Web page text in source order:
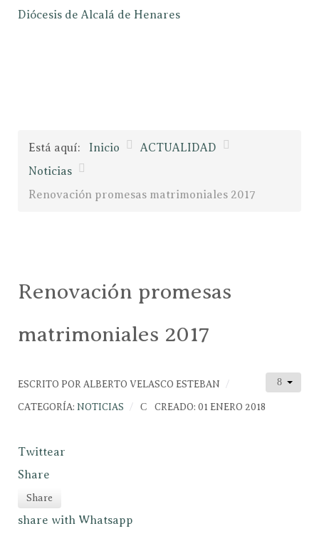
Diócesis de Alcalá de Henares
Está aquí: Inicio
ACTUALIDAD
Noticias
Renovación promesas matrimoniales 2017
Renovación promesas
matrimoniales 2017
ESCRITO POR ALBERTO VELASCO ESTEBAN
CATEGORÍA: NOTICIAS CREADO: 01 ENERO 2018
Twittear
Share
Share
share with Whatsapp